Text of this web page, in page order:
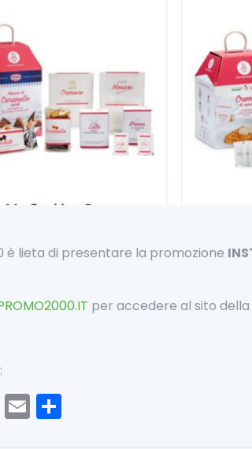
è lieta di presentare la promozione
per accedere al sito
Twitter
Email